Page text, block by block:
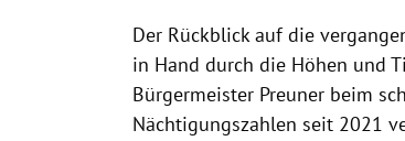
Der Rückblick auf die
in Hand durch die Höhen und
Bürgermeister Preuner beim
Nächtigungszahlen seit 2021